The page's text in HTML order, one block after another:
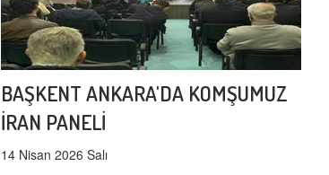
BAŞKENT ANKARA'DA KOMŞUMUZ
İRAN PANELİ
14 Nisan 2026 Salı